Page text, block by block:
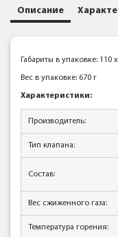
Описание
Габариты в упаковке: 110
Вес в упаковке: 670 г
Характеристики:
Производитель:
Тип клапана:
Состав:
Вес сжиженного газа:
Температура горения: